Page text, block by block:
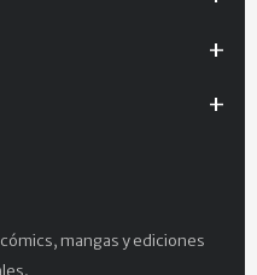
mangas y ediciones